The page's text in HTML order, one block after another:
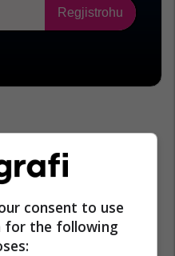
consent to use
for the following